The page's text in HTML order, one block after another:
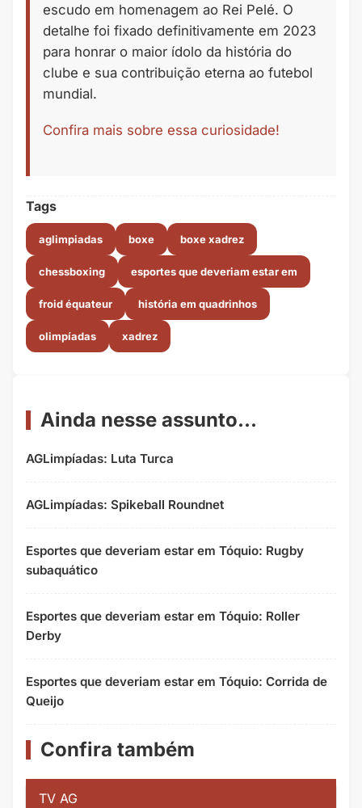
escudo em homenagem ao Rei Pelé. O
detalhe foi fixado definitivamente em 2023
para honrar o maior ídolo da história do
clube e sua contribuição eterna ao futebol
mundial.
Confira mais sobre essa curiosidade!
Tags
aglimpiadas boxe boxe xadrez
chessboxing esportes que deveriam estar em
froid équateur história em quadrinhos
olimpíadas xadrez
Ainda nesse assunto...
AGLimpíadas: Luta Turca
AGLimpíadas: Spikeball Roundnet
Esportes que deveriam estar em Tóquio: Rugby
subaquático
Esportes que deveriam estar em Tóquio: Roller
Derby
Esportes que deveriam estar em Tóquio: Corrida de
Queijo
Confira também
TV AG